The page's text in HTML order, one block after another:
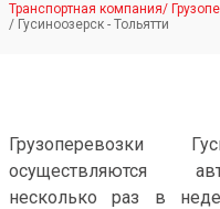
Транспортная компания/
/ Гусиноозерск - Тольятти
Грузоперевозки
осуществляются
несколько раз в